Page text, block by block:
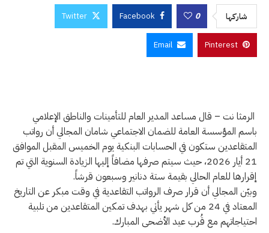
شاركها 0
Facebook
Twitter
Pinterest
Email
الرمثا نت – قال مساعد المدير العام للتأمينات والناطق الإعلامي
باسم المؤسسة العامة للضمان الاجتماعي شامان المجالي أن رواتب
المتقاعدين ستكون في الحسابات البنكية يوم الخميس المقبل الموافق
21 أيار 2026، حيث سيتم صرفها مضافاً إليها الزيادة السنوية التي تم
إقرارها للعام الحالي بقيمة ستة دنانير وسبعون قرشاً.
وبيّن المجالي أن قرار صرف الرواتب التقاعدية في وقت مبكر عن التاريخ
المعتاد في 24 من كل شهر يأتي بهدف تمكين المتقاعدين من تلبية
احتياجاتهم مع قُرب عيد الأضحى المبارك.